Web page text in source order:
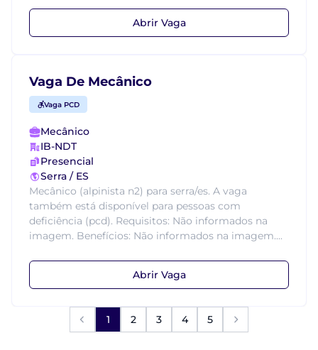
Abrir Vaga
Vaga De Mecânico
Vaga PCD
Mecânico
IB-NDT
Presencial
Serra / ES
Mecânico (alpinista n2) para serra/es. A vaga
também está disponível para pessoas com
deficiência (pcd). Requisitos: Não informados na
imagem. Benefícios: Não informados na imagem....
Abrir Vaga
1 2 3 4 5